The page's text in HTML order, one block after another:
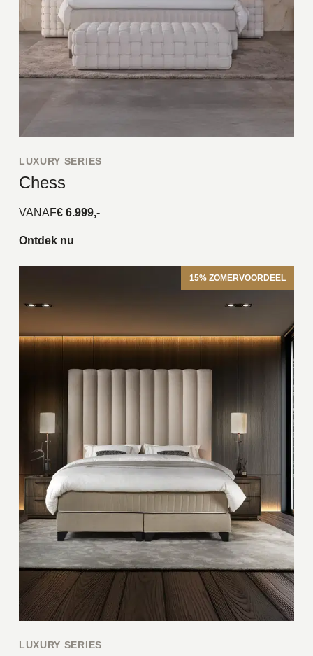
LUXURY SERIES
Chess
VANAF€ 6.999,-
Ontdek nu
15% ZOMERVOORDEEL
LUXURY SERIES